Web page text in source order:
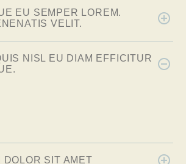
EU SEMPER LOREM.
VELIT.
NISL EU DIAM EFFICITUR
DOLOR SIT AMET